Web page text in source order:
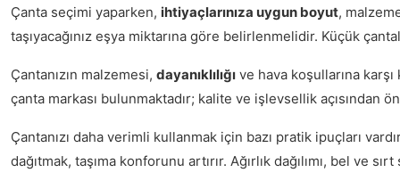
Çanta seçimi yaparken, ihtiyaçlarınıza uygun boyut,
taşıyacağınız eşya miktarına göre belirlenmelidir. Küçük
Çantanızın malzemesi, dayanıklılığı ve hava koşullarına
çanta markası bulunmaktadır; kalite ve işlevsellik açısından
Çantanızı daha verimli kullanmak için bazı pratik ipuçları
dağıtmak, taşıma konforunu artırır. Ağırlık dağılımı, bel ve